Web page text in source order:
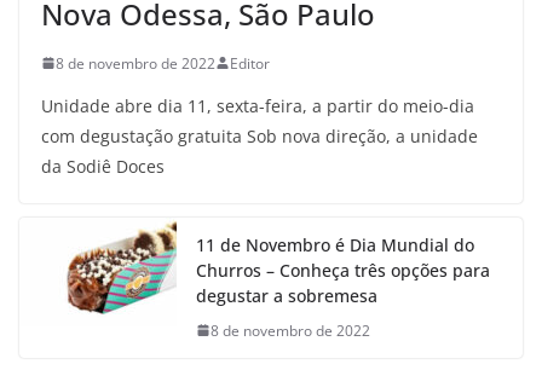
Nova Odessa, São Paulo
8 de novembro de 2022 Editor
Unidade abre dia 11, sexta-feira, a partir do meio-dia
com degustação gratuita Sob nova direção, a unidade
da Sodiê Doces
11 de Novembro é Dia Mundial do
Churros – Conheça três opções para
degustar a sobremesa
8 de novembro de 2022